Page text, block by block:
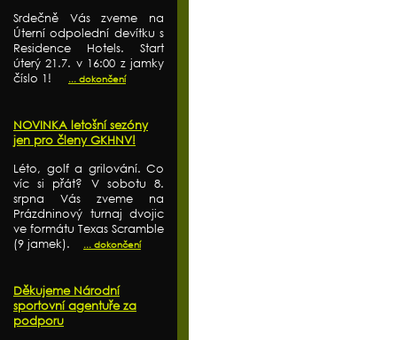
Srdečně Vás zveme na
Úterní odpolední devítku s
Residence Hotels. Start
úterý 21.7. v 16:00 z jamky
číslo 1!
... dokončení
NOVINKA letošní sezóny
jen pro členy GKHNV!
Léto, golf a grilování. Co
víc si přát? V sobotu 8.
srpna Vás zveme na
Prázdninový turnaj dvojic
ve formátu Texas Scramble
(9 jamek).
... dokončení
Děkujeme Národní
sportovní agentuře za
podporu